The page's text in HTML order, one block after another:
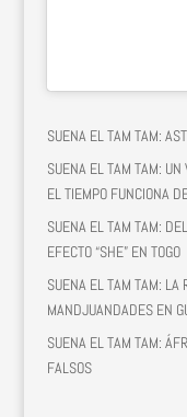
SUENA EL TAM TAM:
SUENA EL TAM TAM:
EL TIEMPO FUNCIONA
SUENA EL TAM TAM:
EFECTO “SHE” EN TOGO
SUENA EL TAM TAM: LA
MANDJUANDADES EN
SUENA EL TAM TAM:
FALSOS